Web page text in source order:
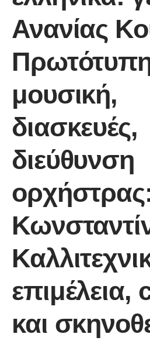
Ανανίας
μουσική,
διασκευές,
διεύθυνση
επιμέλεια,
και